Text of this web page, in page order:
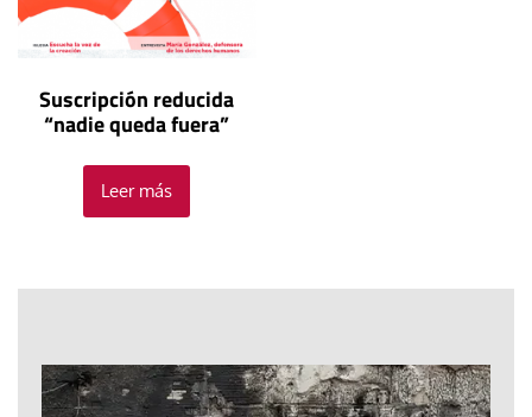
Suscripción reducida
“nadie queda fuera”
Leer más